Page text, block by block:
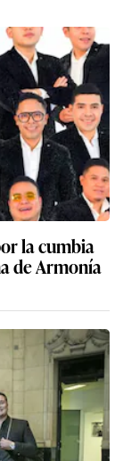
la cumbia
de Armonía